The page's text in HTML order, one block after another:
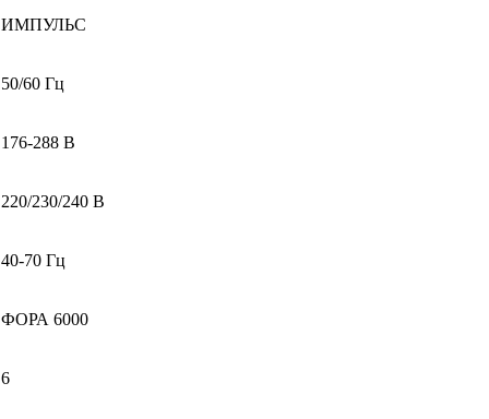
ИМПУЛЬС
50/60 Гц
176-288 В
220/230/240 В
40-70 Гц
ФОРА 6000
6